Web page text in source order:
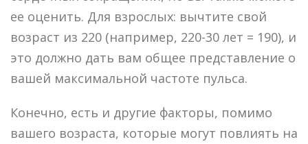
ее оценить. Для взрослых: вычтите свой
возраст из 220 (например, 220-30 лет = 190), и
это должно дать вам общее представление о
вашей максимальной частоте пульса.
Конечно, есть и другие факторы, помимо
вашего возраста, которые могут повлиять на